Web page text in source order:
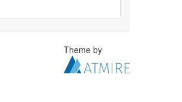
Theme by